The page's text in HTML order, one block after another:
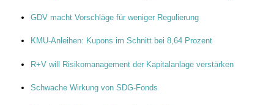
GDV macht Vorschläge für weniger Regulierung
KMU-Anleihen: Kupons im Schnitt bei 8,64 Prozent
R+V will Risikomanagement der Kapitalanlage verstärken
Schwache Wirkung von SDG-Fonds